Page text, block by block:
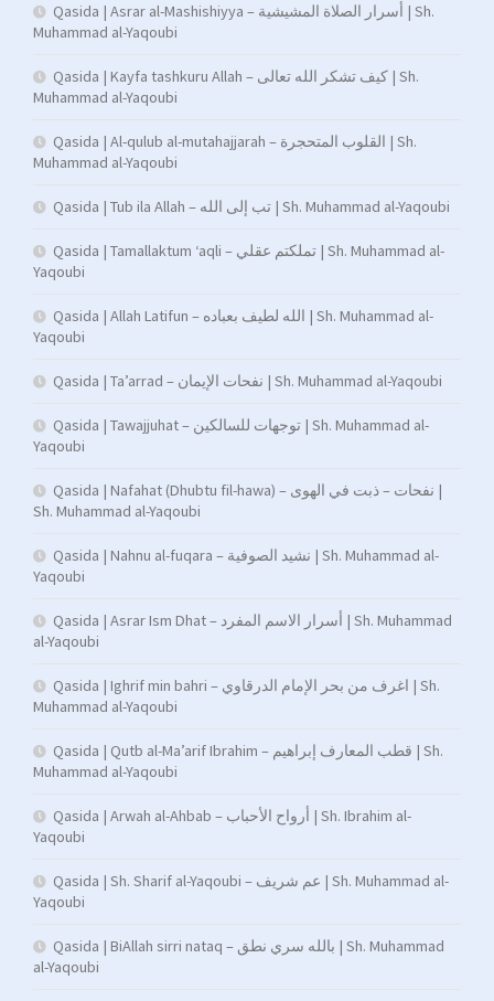
Qasida | Asrar al-Mashishiyya – أسرار الصلاة المشيشية | Sh.
Muhammad al-Yaqoubi
Qasida | Kayfa tashkuru Allah – كيف تشكر الله تعالى | Sh.
Muhammad al-Yaqoubi
Qasida | Al-qulub al-mutahajjarah – القلوب المتحجرة | Sh.
Muhammad al-Yaqoubi
Qasida | Tub ila Allah – تب إلى الله | Sh. Muhammad al-Yaqoubi
Qasida | Tamallaktum ‘aqli – تملكتم عقلي | Sh. Muhammad al-
Yaqoubi
Qasida | Allah Latifun – الله لطيف بعباده | Sh. Muhammad al-
Yaqoubi
Qasida | Ta’arrad – نفحات الإيمان | Sh. Muhammad al-Yaqoubi
Qasida | Tawajjuhat – توجهات للسالكين | Sh. Muhammad al-
Yaqoubi
Qasida | Nafahat (Dhubtu fil-hawa) – نفحات – ذبت في الهوى |
Sh. Muhammad al-Yaqoubi
Qasida | Nahnu al-fuqara – نشيد الصوفية | Sh. Muhammad al-
Yaqoubi
Qasida | Asrar Ism Dhat – أسرار الاسم المفرد | Sh. Muhammad
al-Yaqoubi
Qasida | Ighrif min bahri – اغرف من بحر الإمام الدرقاوي | Sh.
Muhammad al-Yaqoubi
Qasida | Qutb al-Ma’arif Ibrahim – قطب المعارف إبراهيم | Sh.
Muhammad al-Yaqoubi
Qasida | Arwah al-Ahbab – أرواح الأحباب | Sh. Ibrahim al-
Yaqoubi
Qasida | Sh. Sharif al-Yaqoubi – عم شريف | Sh. Muhammad al-
Yaqoubi
Qasida | BiAllah sirri nataq – بالله سري نطق | Sh. Muhammad
al-Yaqoubi